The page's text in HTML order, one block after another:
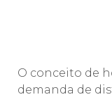
O conceito de
demanda de